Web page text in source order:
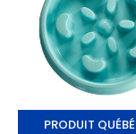
PRODUIT